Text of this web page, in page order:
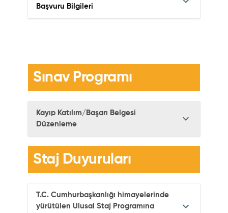
Başvuru Bilgileri
Sınav Programı
Kayıp Katılım/Başarı Belgesi
Düzenleme
Staj Duyuruları
T.C. Cumhurbaşkanlığı himayelerinde
yürütülen Ulusal Staj Programına